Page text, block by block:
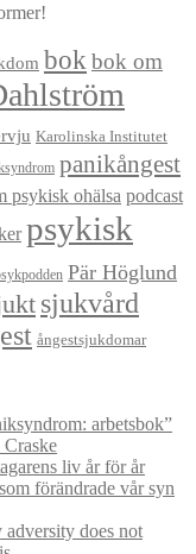
bok bok om
Karolinska Institutet
panikångest
psykisk ohälsa podcast
psykisk
Pär Höglund
sjukvård
ångestsjukdomar
arbetsbok”
liv år för år
förändrade vår syn
does not